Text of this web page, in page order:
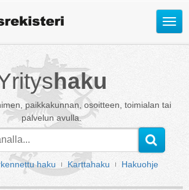
Avaa
haku
paikkakunnan, osoitteen, toimialan tai
palvelun avulla.
haku Karttahaku Hakuohje